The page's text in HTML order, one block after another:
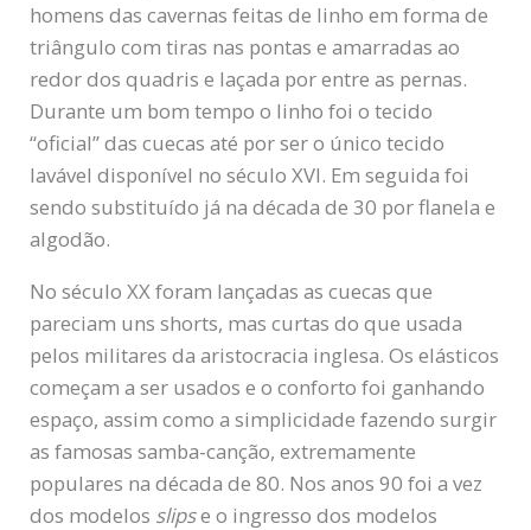
homens das cavernas feitas de linho em forma de
triângulo com tiras nas pontas e amarradas ao
redor dos quadris e laçada por entre as pernas.
Durante um bom tempo o linho foi o tecido
“oficial” das cuecas até por ser o único tecido
lavável disponível no século XVI. Em seguida foi
sendo substituído já na década de 30 por flanela e
algodão.
No século XX foram lançadas as cuecas que
pareciam uns shorts, mas curtas do que usada
pelos militares da aristocracia inglesa. Os elásticos
começam a ser usados e o conforto foi ganhando
espaço, assim como a simplicidade fazendo surgir
as famosas samba-canção, extremamente
populares na década de 80. Nos anos 90 foi a vez
dos modelos slipse o ingresso dos modelos